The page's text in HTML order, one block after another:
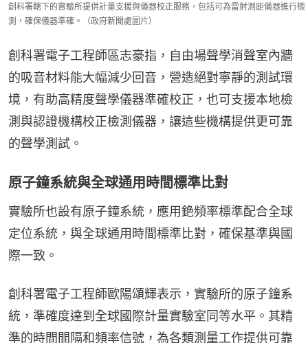
創科署轄下的實驗所提供計量支援與儀器校正服務，包括可為雷射測距儀器進行檢
測，確保儀器準確。（政府新聞處圖片）
創科署電子工程師區志豪指，自由場聲學消聲室內牆
的吸音材料能大幅減少回音，營造絕對寧靜的測試環
境，有助高精度聲學儀器準確校正，也可支援本地檢
測與認證機構校正檢測儀器，讓這些機構提供更可靠
的聲學測試。
原子鐘系統與全球通用時間標準比對
實驗所也設有原子鐘系統，應用銫頻率標準配合全球
定位系統，與全球通用時間標準比對，確保基準與國
際一致。
創科署電子工程師歐陽頌輝表示，實驗所的原子鐘系
統，準確度達到全球國際計量實驗室同等水平。其精
準的時間間隔和頻率信號，為各類測量工作提供可靠